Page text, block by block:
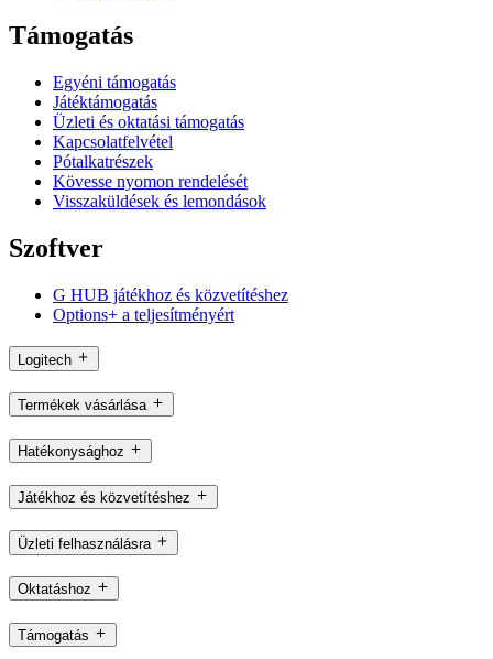
Támogatás
Egyéni támogatás
Játéktámogatás
Üzleti és oktatási támogatás
Kapcsolatfelvétel
Pótalkatrészek
Kövesse nyomon rendelését
Visszaküldések és lemondások
Szoftver
G HUB játékhoz és közvetítéshez
Options+ a teljesítményért
Logitech
Termékek vásárlása
Hatékonysághoz
Játékhoz és közvetítéshez
Üzleti felhasználásra
Oktatáshoz
Támogatás